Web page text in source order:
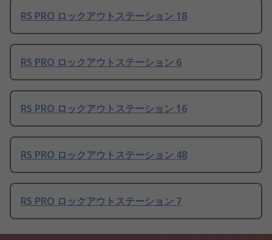
RS PRO ロックアウトステーション 18
RS PRO ロックアウトステーション 6
RS PRO ロックアウトステーション 16
RS PRO ロックアウトステーション 48
RS PRO ロックアウトステーション 7